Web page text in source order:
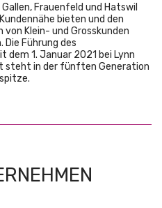
Frauenfeld und Hatswil
bieten und den
Klein- und Grosskunden
Führung des
dem 1. Januar 2021 bei Lynn
steht in der fünften Generation